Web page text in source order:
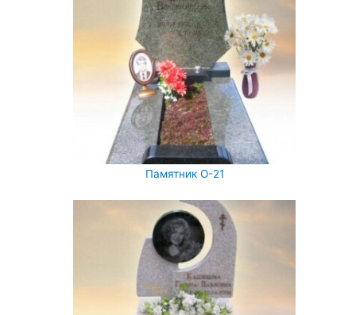
Памятник О-21